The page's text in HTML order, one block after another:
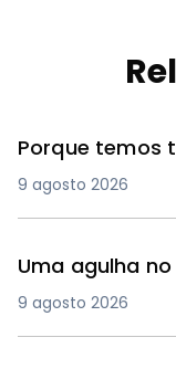
Porque temos
9 agosto 2026
Uma agulha
9 agosto 2026